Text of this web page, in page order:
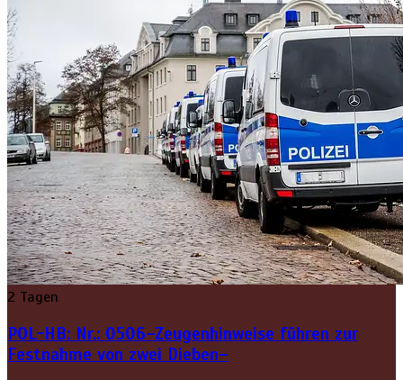
2 Tagen
POL-HB: Nr.: 0506–Zeugenhinweise führen zur
Festnahme von zwei Dieben–